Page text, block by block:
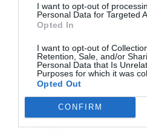
I want to opt-out of
Personal Data for Targeted
Opted In
I want to opt-out of
Retention, Sale, and/or
Personal Data that Is
Purposes for which it was
Opted Out
CONFIRM
Το μήνυμα Σκρέκα, η έναρξη της
Ν.Δ. με φόντο τις εκλογές του
NEWSROOM